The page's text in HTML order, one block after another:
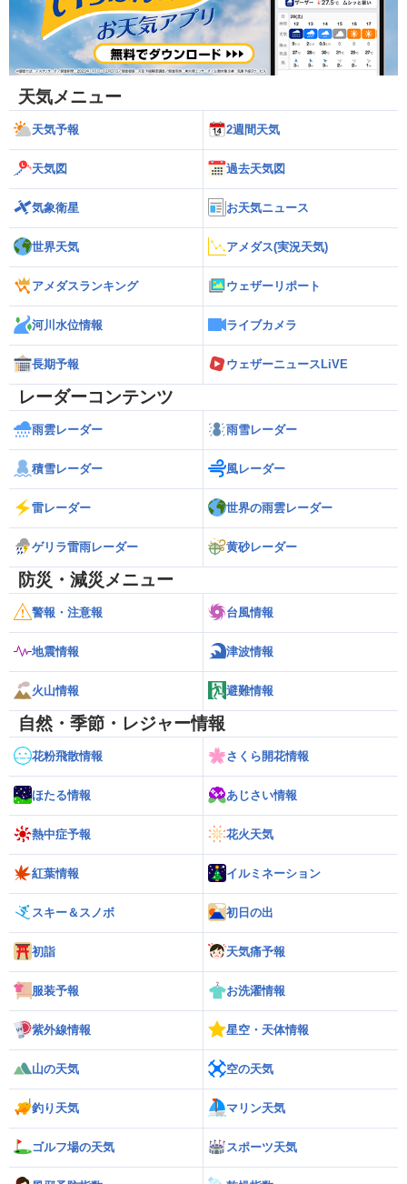
天気メニュー
天気予報 2週間天気
天気図 過去天気図
気象衛星 お天気ニュース
世界天気 アメダス(実況天気)
アメダスランキング ウェザーリポート
河川水位情報 ライブカメラ
長期予報 ウェザーニュースLiVE
レーダーコンテンツ
雨雲レーダー 雨雪レーダー
積雪レーダー 風レーダー
雷レーダー 世界の雨雲レーダー
ゲリラ雷雨レーダー 黄砂レーダー
防災・減災メニュー
警報・注意報 台風情報
地震情報 津波情報
火山情報 避難情報
自然・季節・レジャー情報
花粉飛散情報 さくら開花情報
ほたる情報 あじさい情報
熱中症予報 花火天気
紅葉情報 イルミネーション
スキー＆スノボ 初日の出
初詣 天気痛予報
服装予報 お洗濯情報
紫外線情報 星空・天体情報
山の天気 空の天気
釣り天気 マリン天気
ゴルフ場の天気 スポーツ天気